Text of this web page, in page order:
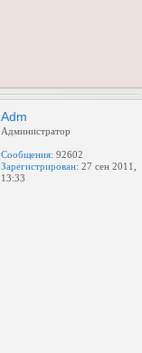
Adm
Администратор
Сообщения: 92602
Зарегистрирован: 27 сен 2011,
13:33